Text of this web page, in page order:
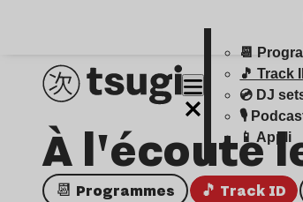
📆
🎵 Track
💿 DJ
🎙️
📱 Appli
À l'écoute
📆 Programmes 🎵 Track ID